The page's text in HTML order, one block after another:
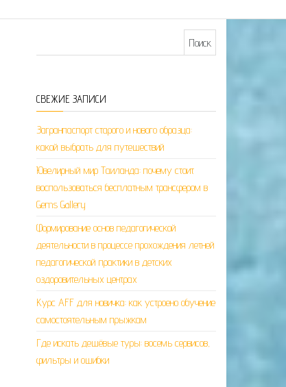
СВЕЖИЕ ЗАПИСИ
Загранпаспорт старого и нового образца:
какой выбрать для путешествий
Ювелирный мир Таиланда: почему стоит
воспользоваться бесплатным трансфером в
Gems Gallery
Формирование основ педагогической
деятельности в процессе прохождения летней
педагогической практики в детских
оздоровительных центрах
Курс AFF для новичка: как устроено обучение
самостоятельным прыжкам
Где искать дешёвые туры: восемь сервисов,
фильтры и ошибки